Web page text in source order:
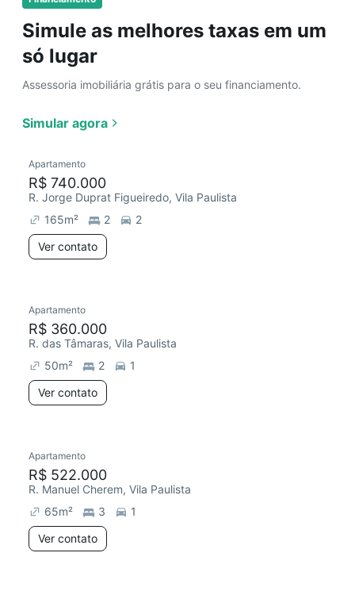
Simule as melhores taxas em um
só lugar
Assessoria imobiliária grátis para o seu financiamento.
Simular agora
Apartamento
R$ 740.000
R. Jorge Duprat Figueiredo, Vila Paulista
165m² 2
2
Ver contato
Apartamento
R$ 360.000
R. das Tâmaras, Vila Paulista
50m² 2
1
Ver contato
Apartamento
R$ 522.000
R. Manuel Cherem, Vila Paulista
65m² 3
1
Ver contato